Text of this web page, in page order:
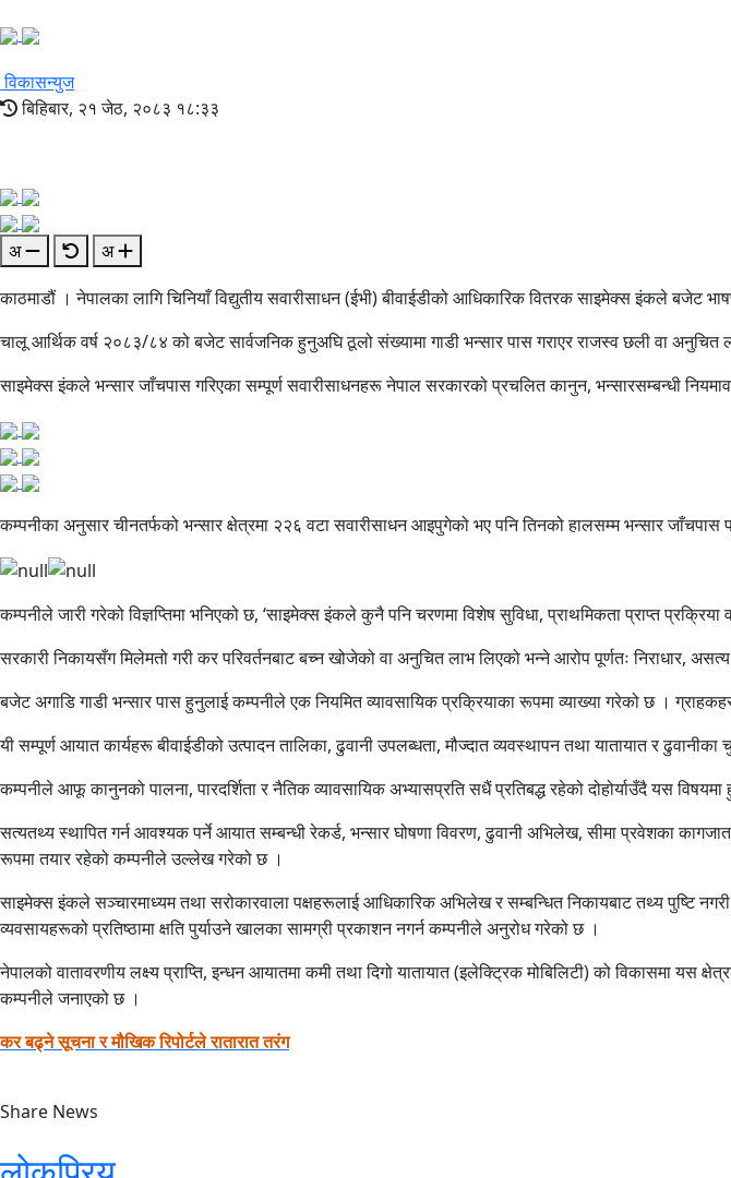
विकासन्युज
बिहिबार, २१ जेठ, २०८३ १८:३३
अ
अ
काठमाडौं । नेपालका लागि चिनियाँ विद्युतीय सवारीसाधन (ईभी) बीवाईडीको आधिकारिक वितरक साइमेक्स इंकले बजेट
चालू आर्थिक वर्ष २०८३/८४ को बजेट सार्वजनिक हुनुअघि ठूलो संख्यामा गाडी भन्सार पास गराएर राजस्व छली वा
साइमेक्स इंकले भन्सार जाँचपास गरिएका सम्पूर्ण सवारीसाधनहरू नेपाल सरकारको प्रचलित कानुन, भन्सारसम्बन्धी
कम्पनीका अनुसार चीनतर्फको भन्सार क्षेत्रमा २२६ वटा सवारीसाधन आइपुगेको भए पनि तिनको हालसम्म भन्सार
कम्पनीले जारी गरेको विज्ञप्तिमा भनिएको छ, ‘साइमेक्स इंकले कुनै पनि चरणमा विशेष सुविधा, प्राथमिकता प्राप्त
सरकारी निकायसँग मिलेमतो गरी कर परिवर्तनबाट बच्न खोजेको वा अनुचित लाभ लिएको भन्ने आरोप पूर्णतः निराधार,
बजेट अगाडि गाडी भन्सार पास हुनुलाई कम्पनीले एक नियमित व्यावसायिक प्रक्रियाका रूपमा व्याख्या गरेको छ ।
यी सम्पूर्ण आयात कार्यहरू बीवाईडीको उत्पादन तालिका, ढुवानी उपलब्धता, मौज्दात व्यवस्थापन तथा यातायात र
कम्पनीले आफू कानुनको पालना, पारदर्शिता र नैतिक व्यावसायिक अभ्यासप्रति सधैं प्रतिबद्ध रहेको दोहोर्याउँदै यस
सत्यतथ्य स्थापित गर्न आवश्यक पर्ने आयात सम्बन्धी रेकर्ड, भन्सार घोषणा विवरण, ढुवानी अभिलेख, सीमा प्रवेशका
रूपमा तयार रहेको कम्पनीले उल्लेख गरेको छ ।
साइमेक्स इंकले सञ्चारमाध्यम तथा सरोकारवाला पक्षहरूलाई आधिकारिक अभिलेख र सम्बन्धित निकायबाट तथ्य पुष्टि
व्यवसायहरूको प्रतिष्ठामा क्षति पुर्याउने खालका सामग्री प्रकाशन नगर्न कम्पनीले अनुरोध गरेको छ ।
नेपालको वातावरणीय लक्ष्य प्राप्ति, इन्धन आयातमा कमी तथा दिगो यातायात (इलेक्ट्रिक मोबिलिटी) को विकासमा यस
कम्पनीले जनाएको छ ।
कर बढ्ने सूचना र मौखिक रिपोर्टले रातारात तरंग
Share News